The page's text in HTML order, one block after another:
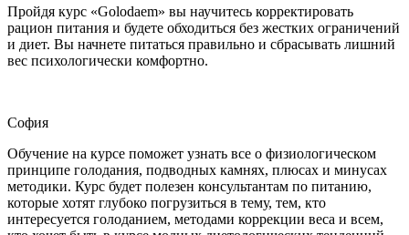
Пройдя курс «Golodaem» вы научитесь корректировать
рацион питания и будете обходиться без жестких ограничений
и диет. Вы начнете питаться правильно и сбрасывать лишний
вес психологически комфортно.
София
Обучение на курсе поможет узнать все о физиологическом
принципе голодания, подводных камнях, плюсах и минусах
методики. Курс будет полезен консультантам по питанию,
которые хотят глубоко погрузиться в тему, тем, кто
интересуется голоданием, методами коррекции веса и всем,